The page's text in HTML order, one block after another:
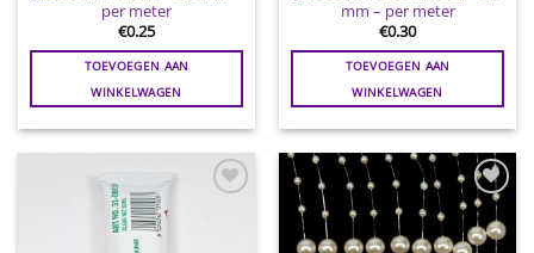
per meter
€0.25
TOEVOEGEN AAN
WINKELWAGEN
mm – per meter
€0.30
TOEVOEGEN AAN
WINKELWAGEN
Toevoegen
aan
wenslijst